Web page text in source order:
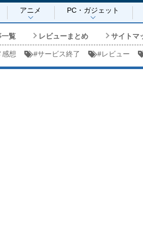
アニメ PC・ガジェット
一覧 レビューまとめ サイトマ
感想 #サービス終了 #レビュー